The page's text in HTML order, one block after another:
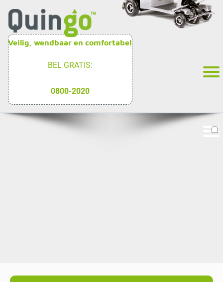
Veilig, wendbaar en comfortabel
BEL GRATIS:
0800-2020